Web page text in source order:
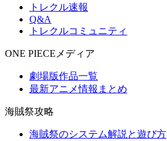
トレクル速報
Q&A
トレクルコミュニティ
ONE PIECEメディア
劇場版作品一覧
最新アニメ情報まとめ
海賊祭攻略
海賊祭のシステム解説と遊び方